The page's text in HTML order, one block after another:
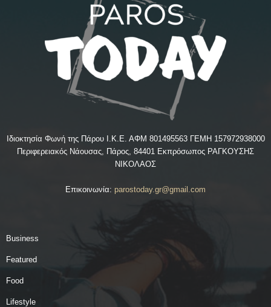
Ιδιοκτησία Φωνή της Πάρου Ι.Κ.Ε. ΑΦΜ 801495563 ΓΕΜΗ 157972938000
Περιφερειακός Νάουσας, Πάρος, 84401 Εκπρόσωπος ΡΑΓΚΟΥΣΗΣ
ΝΙΚΟΛΑΟΣ
Επικοινωνία: parostoday.gr@gmail.com
Business
Featured
Food
Lifestyle